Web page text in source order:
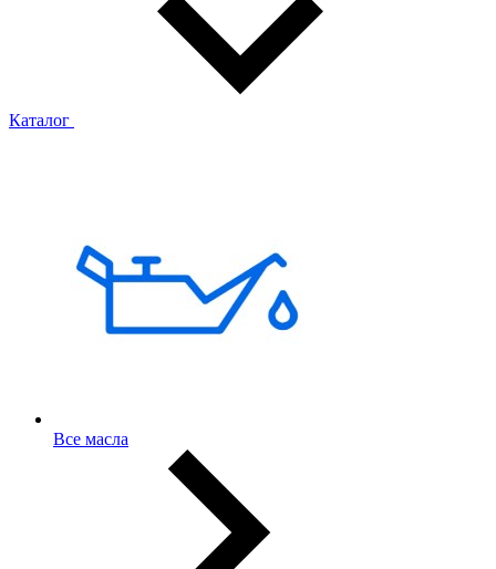
Каталог
Все масла